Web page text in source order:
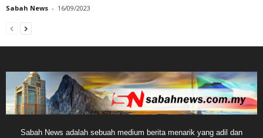
Sabah News - 16/09/2023
Sabah News adalah sebuah medium berita menarik yang adil dan